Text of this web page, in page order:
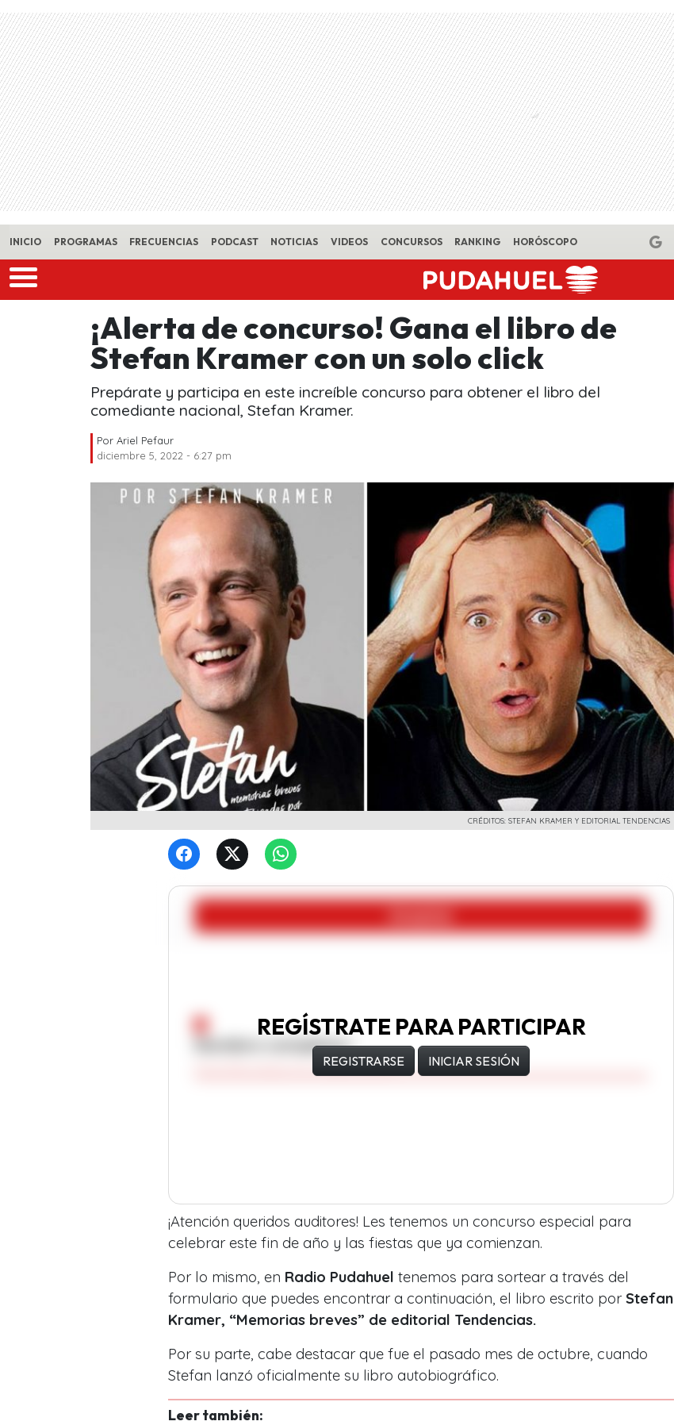
Skip to main content
INICIO PROGRAMAS FRECUENCIAS PODCAST NOTICIAS VIDEOS CONCURSOS RANKING HORÓSCOPO
¡Alerta de concurso! Gana el libro de
Stefan Kramer con un solo click
Prepárate y participa en este increíble concurso para obtener el libro del
comediante nacional, Stefan Kramer.
Por Ariel Pefaur
diciembre 5, 2022 - 6:27 pm
CRÉDITOS: STEFAN KRAMER Y EDITORIAL TENDENCIAS
REGÍSTRATE PARA PARTICIPAR
REGISTRARSE INICIAR SESIÓN
¡Atención queridos auditores! Les tenemos un concurso especial para
celebrar este fin de año y las fiestas que ya comienzan.
Por lo mismo, en Radio Pudahuel tenemos para sortear a través del
formulario que puedes encontrar a continuación, el libro escrito por Stefan
Kramer, “Memorias breves” de editorial Tendencias.
Por su parte, cabe destacar que fue el pasado mes de octubre, cuando
Stefan lanzó oficialmente su libro autobiográfico.
Leer también: